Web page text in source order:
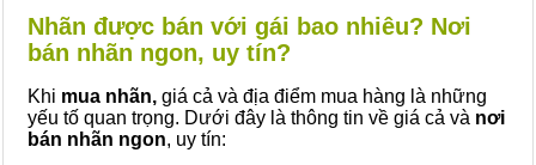
Nhãn được bán với gái bao nhiêu? Nơi
bán nhãn ngon, uy tín?
Khi mua nhãn, giá cả và địa điểm mua hàng là những
yếu tố quan trọng. Dưới đây là thông tin về giá cả và nơi
bán nhãn ngon, uy tín: